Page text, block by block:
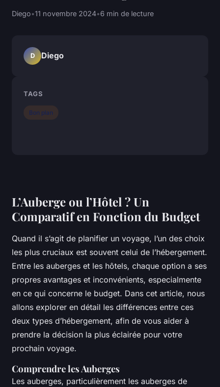
Diego•11 novembre 2024•6 min de lecture
L’Auberge ou l’Hôtel ? Un
Comparatif en Fonction du Budget
Quand il s’agit de planifier un voyage, l’un des choix
les plus cruciaux est souvent celui de l’hébergement.
Entre les auberges et les hôtels, chaque option a ses
propres avantages et inconvénients, especialmente
en ce qui concerne le budget. Dans cet article, nous
allons explorer en détail les différences entre ces
deux types d’hébergement, afin de vous aider à
prendre la décision la plus éclairée pour votre
prochain voyage.
Comprendre les Auberges
Les auberges, particulièrement les auberges de
D Diego
TAGS
Bon plan